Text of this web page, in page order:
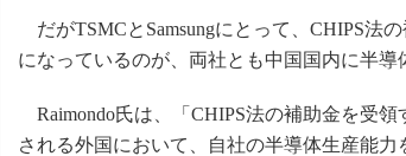
だがTSMCとSamsungにとって、CHIPS法
になっているのが、両社とも中国国内に半導
Raimondo氏は、「CHIPS法の補助金を受
される外国において、自社の半導体生産能